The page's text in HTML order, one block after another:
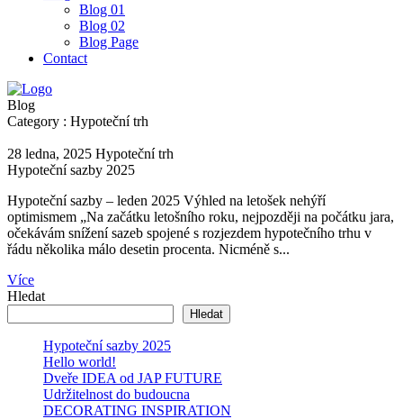
Blog 01
Blog 02
Blog Page
Contact
Blog
Category : Hypoteční trh
28 ledna, 2025 Hypoteční trh
Hypoteční sazby 2025
Hypoteční sazby – leden 2025 Výhled na letošek nehýří
optimismem „Na začátku letošního roku, nejpozději na počátku jara,
očekávám snížení sazeb spojené s rozjezdem hypotečního trhu v
řádu několika málo desetin procenta. Nicméně s...
Více
Hledat
Hledat
Hypoteční sazby 2025
Hello world!
Dveře IDEA od JAP FUTURE
Udržitelnost do budoucna
DECORATING INSPIRATION